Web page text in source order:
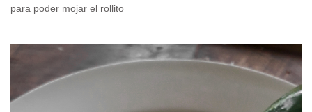
para poder mojar el rollito